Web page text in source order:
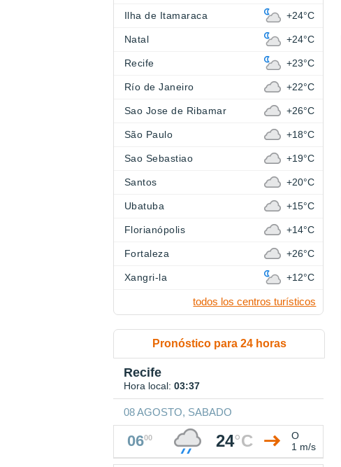
Ilha de Itamaraca +24°C
Natal +24°C
Recife +23°C
Río de Janeiro +22°C
Sao Jose de Ribamar +26°C
São Paulo +18°C
Sao Sebastiao +19°C
Santos +20°C
Ubatuba +15°C
Florianópolis +14°C
Fortaleza +26°C
Xangri-la +12°C
todos los centros turísticos
Pronóstico para 24 horas
Recife
Hora local: 03:37
08 AGOSTO, SABADO
0600 24°C
O
1 m/s